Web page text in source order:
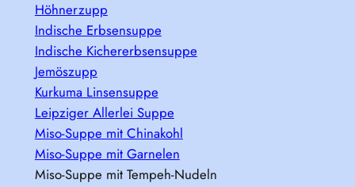
Höhnerzupp
Indische Erbsensuppe
Indische Kichererbsensuppe
Jemöszupp
Kurkuma Linsensuppe
Leipziger Allerlei Suppe
Miso-Suppe mit Chinakohl
Miso-Suppe mit Garnelen
Miso-Suppe mit Tempeh-Nudeln